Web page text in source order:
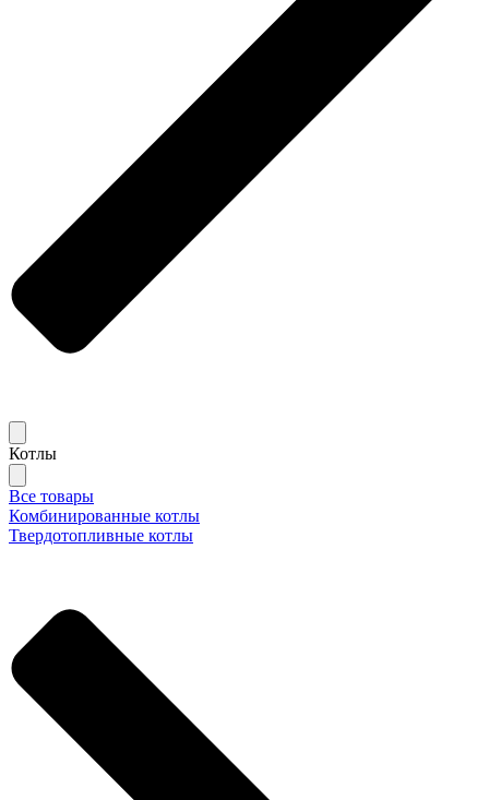
Котлы
Все товары
Комбинированные котлы
Твердотопливные котлы